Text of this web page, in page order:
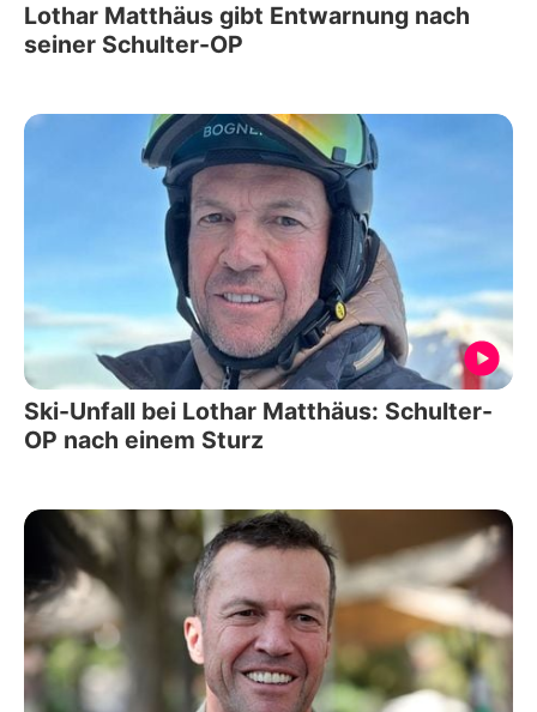
Lothar Matthäus gibt Entwarnung nach
seiner Schulter-OP
Ski-Unfall bei Lothar Matthäus: Schulter-
OP nach einem Sturz